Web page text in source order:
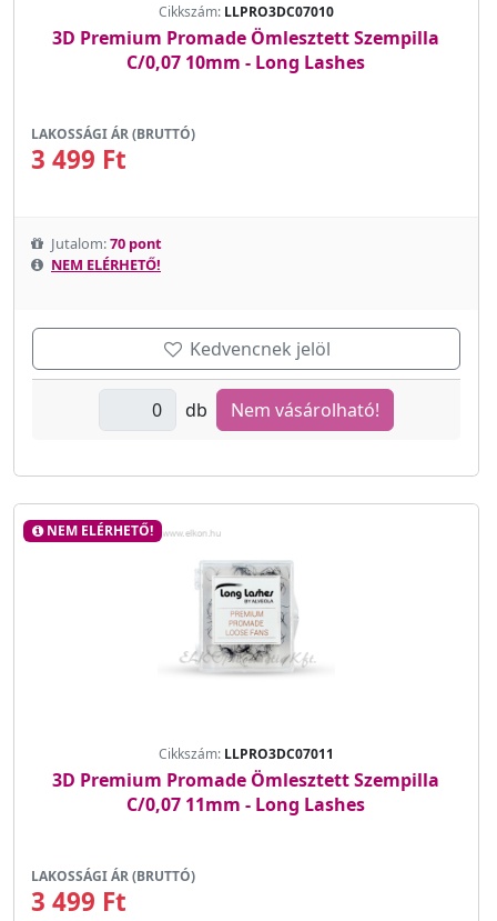
Cikkszám: LLPRO3DC07010
3D Premium Promade Ömlesztett Szempilla
C/0,07 10mm - Long Lashes
LAKOSSÁGI ÁR (BRUTTÓ)
3 499 Ft
Jutalom:70 pont
NEM ELÉRHETŐ!
Kedvencnek jelöl
db Nem vásárolható!
NEM ELÉRHETŐ!
Cikkszám: LLPRO3DC07011
3D Premium Promade Ömlesztett Szempilla
C/0,07 11mm - Long Lashes
LAKOSSÁGI ÁR (BRUTTÓ)
3 499 Ft